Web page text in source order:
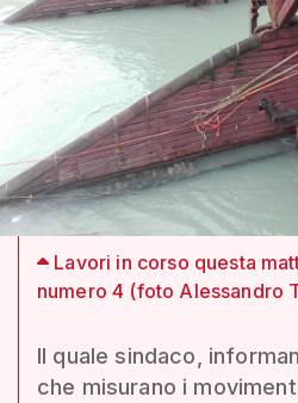
Lavori in corso questa
numero 4 (foto Alessandro
Il quale sindaco,
che misurano i